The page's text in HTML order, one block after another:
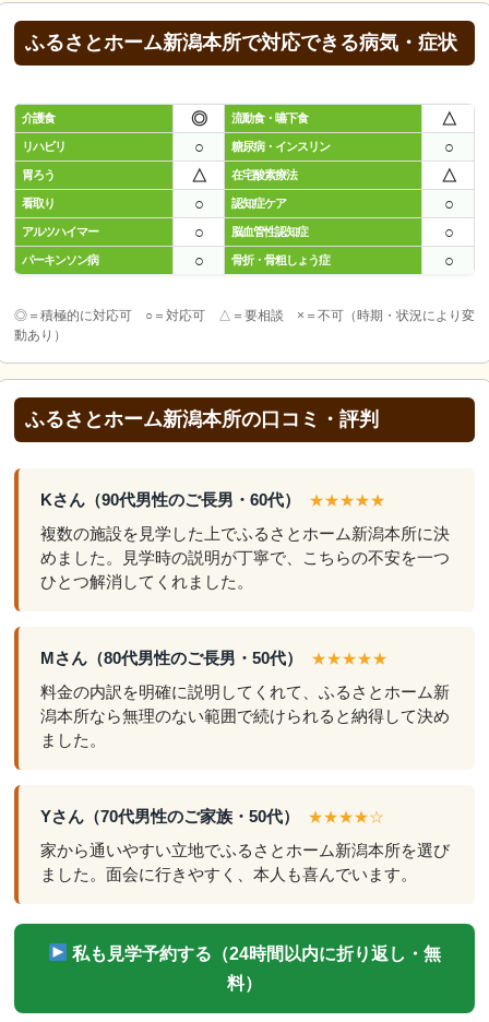
ふるさとホーム新潟本所で対応できる病気・症状
介護食 ◎ 流動食・嚥下食 △
リハビリ ○ 糖尿病・インスリン ○
胃ろう △ 在宅酸素療法 △
看取り ○ 認知症ケア ○
アルツハイマー ○ 脳血管性認知症 ○
パーキンソン病 ○ 骨折・骨粗しょう症 ○
◎＝積極的に対応可 ○＝対応可 △＝要相談 ×＝不可（時期・状況により変
動あり）
ふるさとホーム新潟本所の口コミ・評判
Kさん（90代男性のご長男・60代） ★★★★★
複数の施設を見学した上でふるさとホーム新潟本所に決
めました。見学時の説明が丁寧で、こちらの不安を一つ
ひとつ解消してくれました。
Mさん（80代男性のご長男・50代） ★★★★★
料金の内訳を明確に説明してくれて、ふるさとホーム新
潟本所なら無理のない範囲で続けられると納得して決め
ました。
Yさん（70代男性のご家族・50代） ★★★★☆
家から通いやすい立地でふるさとホーム新潟本所を選び
ました。面会に行きやすく、本人も喜んでいます。
私も見学予約する（24時間以内に折り返し・無
料）